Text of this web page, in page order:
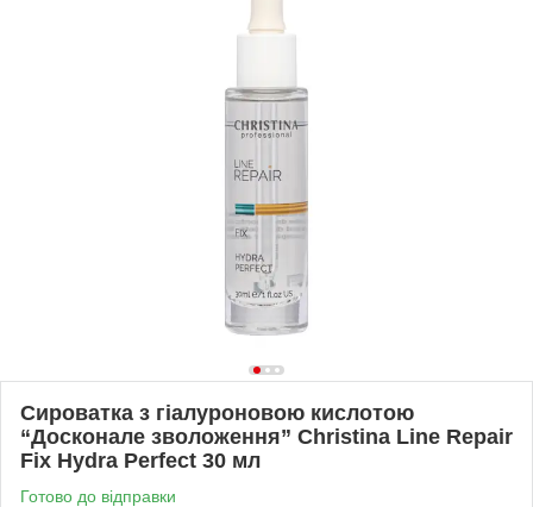
Сироватка з гіалуроновою кислотою
“Досконале зволоження” Christina Line Repair
Fix Hydra Perfect 30 мл
Готово до відправки